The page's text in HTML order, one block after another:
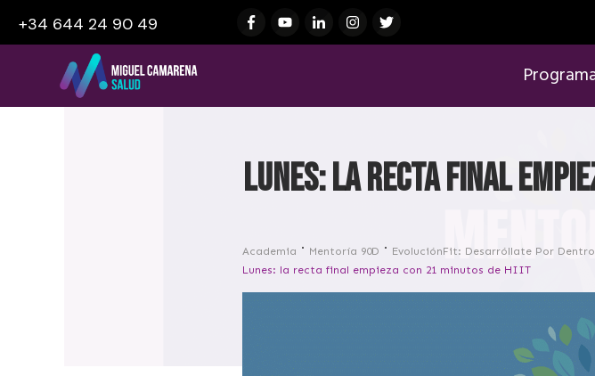
+34 644 24 90 49
Lunes: la recta final
Academia Mentoría 90D EvoluciónFit: Desarróllate Por
Lunes: la recta final empieza con 21 minutos de HIIT